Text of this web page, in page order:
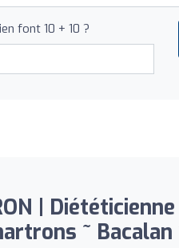
font 10 + 10 ?
|
~